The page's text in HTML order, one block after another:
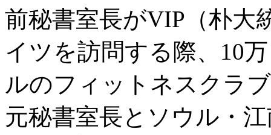
前秘書室長がVIP（朴大
イツを訪問する際、10
ルのフィットネスクラ
元秘書室長とソウル・